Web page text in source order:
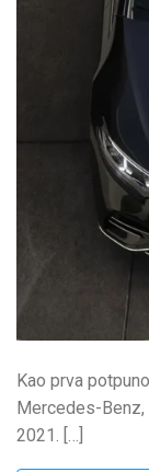
Kao prva
Mercedes-Benz,
2021. […]